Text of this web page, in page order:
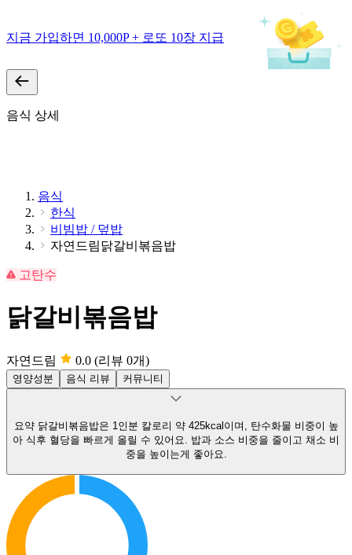
지금 가입하면 10,000P + 로또 10장 지급
음식 상세
음식
한식
비빔밥 / 덮밥
자연드림닭갈비볶음밥
고탄수
닭갈비볶음밥
자연드림 0.0 (리뷰 0개)
영양성분 음식 리뷰 커뮤니티
요약 닭갈비볶음밥은 1인분 칼로리 약 425kcal이며, 탄수화물 비중이 높
아 식후 혈당을 빠르게 올릴 수 있어요. 밥과 소스 비중을 줄이고 채소 비
중을 높이는게 좋아요.